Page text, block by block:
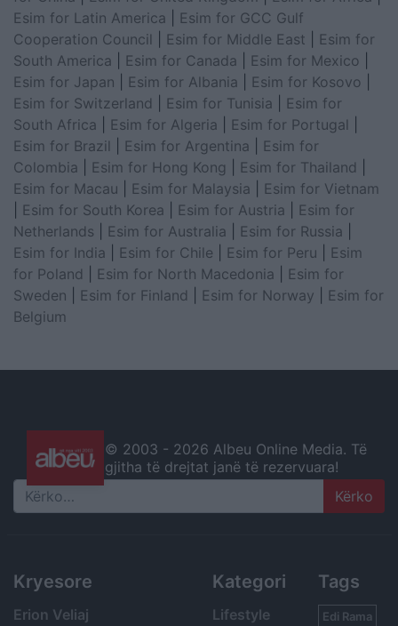
Esim for Latin America
Esim for GCC Gulf
Cooperation Council
Esim for Middle East
Esim for
South America
Esim for Canada Esim for Mexico
Esim for Japan
Esim for Albania Esim for Kosovo
Esim for Switzerland
Esim for Tunisia
Esim for
South Africa
Esim for Algeria Esim for Portugal
Esim for Brazil
Esim for Argentina
Esim for
Colombia
Esim for Hong Kong Esim for Thailand
Esim for Macau
Esim for Malaysia
Esim for Vietnam
Esim for South Korea Esim for Austria
Esim for
Netherlands
Esim for Australia Esim for Russia
Esim for India
Esim for Chile Esim for Peru
Esim
for Poland
Esim for North Macedonia
Esim for
Sweden
Esim for Finland Esim for Norway
Esim for
Belgium
© 2003 - 2026 Albeu Online Media. Të
gjitha të drejtat janë të rezervuara!
Search
Kryesore
Erion Veliaj
Kategori
Lifestyle
Tags
Edi Rama